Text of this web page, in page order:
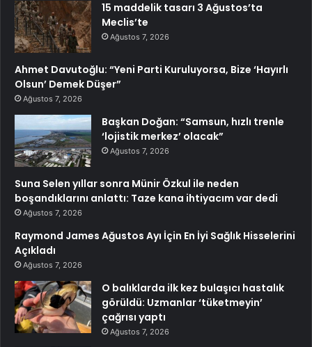
15 maddelik tasarı 3 Ağustos’ta
Meclis’te
Ağustos 7, 2026
Ahmet Davutoğlu: “Yeni Parti Kuruluyorsa, Bize ‘Hayırlı
Olsun’ Demek Düşer”
Ağustos 7, 2026
Başkan Doğan: “Samsun, hızlı trenle
‘lojistik merkez’ olacak”
Ağustos 7, 2026
Suna Selen yıllar sonra Münir Özkul ile neden
boşandıklarını anlattı: Taze kana ihtiyacım var dedi
Ağustos 7, 2026
Raymond James Ağustos Ayı İçin En İyi Sağlık Hisselerini
Açıkladı
Ağustos 7, 2026
O balıklarda ilk kez bulaşıcı hastalık
görüldü: Uzmanlar ‘tüketmeyin’
çağrısı yaptı
Ağustos 7, 2026